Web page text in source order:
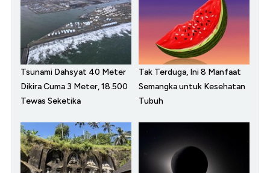
Tsunami Dahsyat 40 Meter
Dikira Cuma 3 Meter, 18.500
Tewas Seketika
Tak Terduga, Ini 8 Manfaat
Semangka untuk Kesehatan
Tubuh